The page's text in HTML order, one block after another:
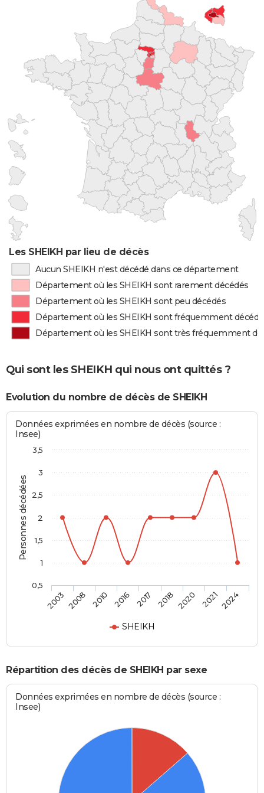
Les SHEIKH par lieu de décès
Aucun SHEIKH n'est décédé dans ce département
Département où les SHEIKH sont rarement décédés
Département où les SHEIKH sont peu décédés
Département où les SHEIKH sont fréquemment
Département où les SHEIKH sont très fréquemment
Qui sont les SHEIKH qui nous ont quittés ?
Evolution du nombre de décès de SHEIKH
Personnes décédées
Données exprimées en nombre de décès (source :
Insee)
SHEIKH
2003 2008 2010 2016 2017 2018 2020 20212024
0,5
1
1,5
2
2,5
3
3,5
Répartition des décès de SHEIKH par sexe
Données exprimées en nombre de décès (source :
Insee)